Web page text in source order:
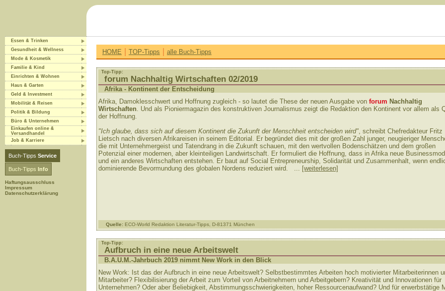
Essen & Trinken
Gesundheit & Wellness
Mode & Kosmetik
Familie & Kind
Einrichten & Wohnen
Haus & Garten
Geld & Investment
Mobilität & Reisen
Politik & Bildung
Büro & Unternehmen
Einkaufen online &
Versandhandel
Job & Karriere
Buch-Tipps Service
Buch-Tipps Info
Haftungsausschluss
Impressum
Datenschutzerklärung
HOME | TOP-Tipps | alle Buch-Tipps
Top-Tipp:
forum Nachhaltig Wirtschaften 02/2019
Afrika - Kontinent der Entscheidung
Afrika, Damoklesschwert und Hoffnung zugleich - so lautet die These der neuen Ausgabe von forum Nachhaltig
Wirtschaften. Und als Pioniermagazin des konstruktiven Journalismus zeigt die Redaktion den Kontinent vor allem als
der Hoffnung.
"Ich glaube, dass sich auf diesem Kontinent die Zukunft der Menschheit entscheiden wird", schreibt Chefredakteur Fritz
Lietsch nach diversen Afrikareisen in seinem Editorial. Er begründet dies mit der großen Zahl junger, neugieriger
die mit Unternehmergeist und Tatendrang in die Zukunft schauen, mit den wertvollen Bodenschätzen und dem großen
Potenzial einer modernen, aber kleinteiligen Landwirtschaft. Er formuliert die Hoffnung, dass in Afrika neue
und ein anderes Wirtschaften entstehen. Er baut auf Social Entrepreneurship, Solidarität und Zusammenhalt, wenn
dominierende Bevormundung des globalen Nordens reduziert wird. ... [weiterlesen]
Quelle: ECO-World Redaktion Literatur-Tipps, D-81371 München
Top-Tipp:
Aufbruch in eine neue Arbeitswelt
B.A.U.M.-Jahrbuch 2019 nimmt New Work in den Blick
New Work: Ist das der Aufbruch in eine neue Arbeitswelt? Selbstbestimmtes Arbeiten hoch motivierter Mitarbeiterinnen
Mitarbeiter? Flexibilisierung der Arbeit zum Vorteil von Arbeitnehmern und Arbeitgebern? Kreativität und Innovationen für
Unternehmen? Oder aber Beliebigkeit, Abstimmungsschwierigkeiten, hoher Ressourcenaufwand? Und für erwerbstätige